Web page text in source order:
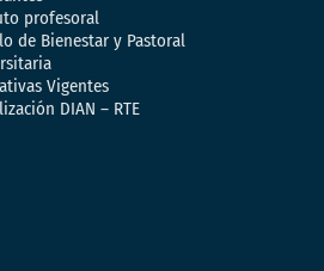
profesoral
de Bienestar y Pastoral
Vigentes
DIAN – RTE